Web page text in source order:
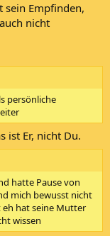
sein Empfinden,
nicht
persönliche
ist Er, nicht Du.
hatte Pause von
mich bewusst nicht
eh hat seine Mutter
wissen